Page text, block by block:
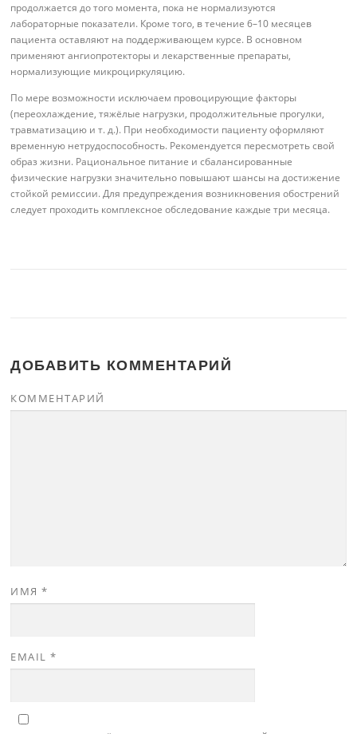
продолжается до того момента, пока не нормализуются
лабораторные показатели. Кроме того, в течение 6–10 месяцев
пациента оставляют на поддерживающем курсе. В основном
применяют ангиопротекторы и лекарственные препараты,
нормализующие микроциркуляцию.
По мере возможности исключаем провоцирующие факторы
(переохлаждение, тяжёлые нагрузки, продолжительные прогулки,
травматизацию и т. д.). При необходимости пациенту оформляют
временную нетрудоспособность. Рекомендуется пересмотреть свой
образ жизни. Рациональное питание и сбалансированные
физические нагрузки значительно повышают шансы на достижение
стойкой ремиссии. Для предупреждения возникновения обострений
следует проходить комплексное обследование каждые три месяца.
ДОБАВИТЬ КОММЕНТАРИЙ
КОММЕНТАРИЙ
ИМЯ*
EMAIL*